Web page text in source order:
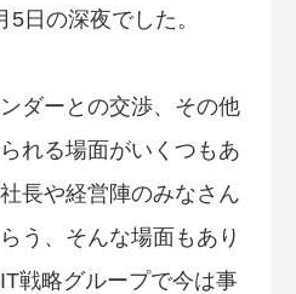
日の深夜でした。
ダーとの交渉、その他
れる場面がいくつもあ
長や経営陣のみなさん
う、そんな場面もあり
戦略グループで今は事